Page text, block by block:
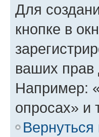
Для
кнопке в
ваших прав
Например:
опросах» и
Вернуться